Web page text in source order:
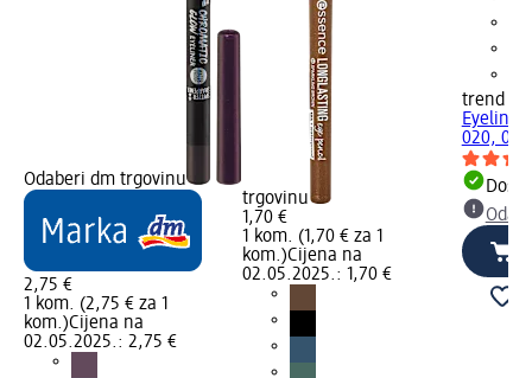
Odaberi dm trgovinu
2,75 €
1 kom. (2,75 € za 1
kom.)Cijena na
02.05.2025.: 2,75 €
trgovinu
1,70 €
1 kom. (1,70 € za 1
kom.)Cijena na
02.05.2025.: 1,70 €
trend !t
Eyeliner
020,